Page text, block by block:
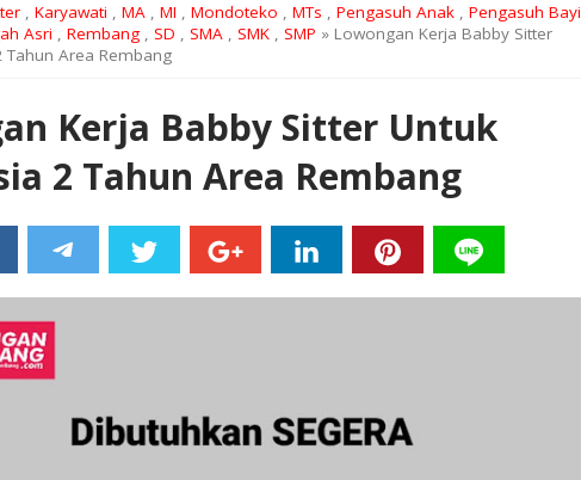
, Karyawati , MA , MI , Mondoteko , MTs , Pengasuh Anak , Pengasuh Bayi
Asri , Rembang , SD , SMA , SMK , SMP » Lowongan Kerja Babby Sitter
Tahun Area Rembang
Kerja Babby Sitter Untuk
2 Tahun Area Rembang